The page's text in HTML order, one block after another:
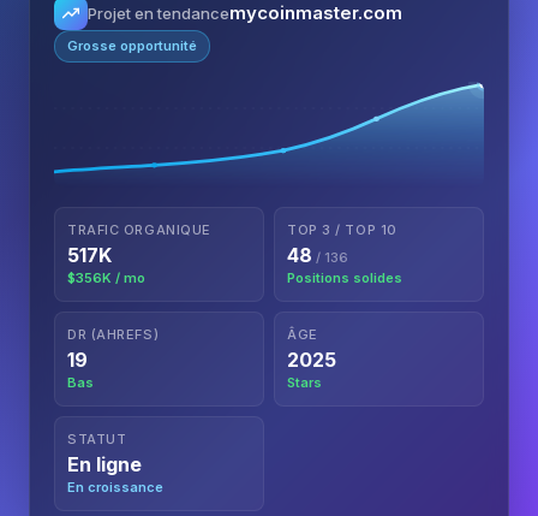
Projet en tendancemycoinmaster.com
Grosse opportunité
TRAFIC ORGANIQUE
517K
$356K / mo
TOP 3 / TOP 10
48 / 136
Positions solides
DR (AHREFS)
19
Bas
ÂGE
2025
Stars
STATUT
En ligne
En croissance